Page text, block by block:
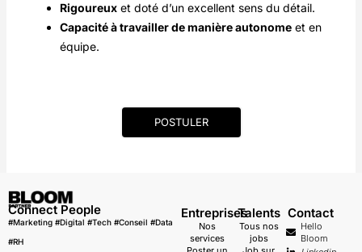
Rigoureux et doté d’un excellent sens du détail.
Capacité à travailler de manière autonome et en
équipe.
POSTULER
Connect People
#Marketing #Digital #Tech #Conseil #Data
#RH
Entreprises
Nos
services
Talents
Tous nos
jobs
Contact
Hello
Bloom